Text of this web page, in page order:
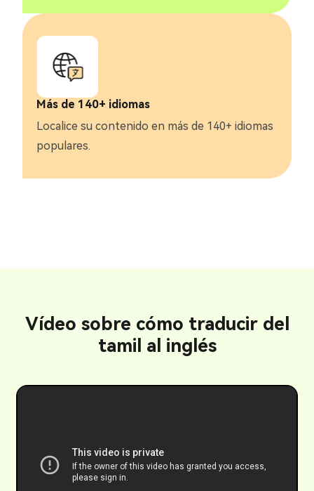
Más de 140+ idiomas
Localice su contenido en más de 140+ idiomas
populares.
Vídeo sobre cómo traducir del
tamil al inglés